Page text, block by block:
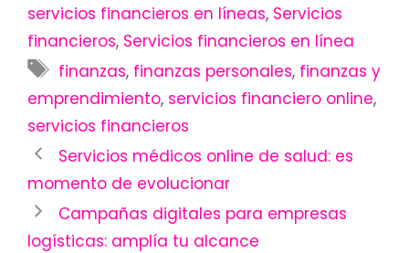
servicios financieros en líneas, Servicios
financieros, Servicios financieros en línea
Etiquetas
finanzas, finanzas personales, finanzas y
emprendimiento, servicios financiero online,
servicios financieros
Navegación
entradas
Servicios médicos online de salud: es
momento de evolucionar
Campañas digitales para empresas
logísticas: amplía tu alcance